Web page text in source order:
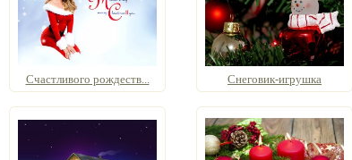
Счастливого рождеств... Снеговик-игрушка